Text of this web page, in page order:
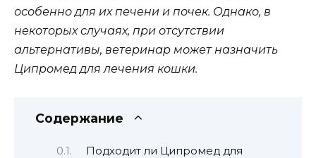
особенно для их печени и почек. Однако, в
некоторых случаях, при отсутствии
альтернативы, ветеринар может назначить
Ципромед для лечения кошки.
Содержание
Подходит ли Ципромед для